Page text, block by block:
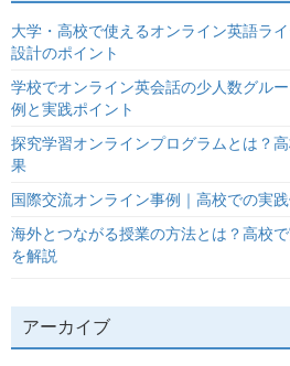
大学・高校で使えるオンライン英語ラ
設計のポイント
学校でオンライン英会話の少人数グル
例と実践ポイント
探究学習オンラインプログラムとは？
果
国際交流オンライン事例｜高校での実
海外とつながる授業の方法とは？高校
を解説
アーカイブ